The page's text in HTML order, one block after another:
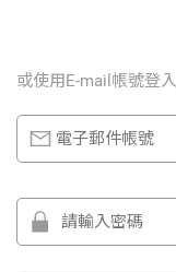
或使⽤E-mail帳號登入